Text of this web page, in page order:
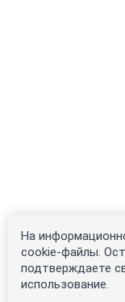
На
cookie-файлы.
подтверждаете
использование.